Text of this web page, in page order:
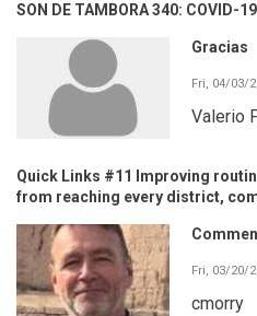
SON DE TAMBORA 340:
Gracias
Fri, 04/03/
Valerio
Quick Links #11 Improving
from reaching every district,
Fri, 03/20/
cmorry